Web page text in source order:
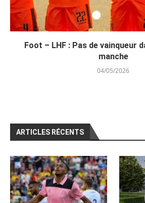
Foot – LHF : Pas de vainqueur
manche
04/05/2026
ARTICLES RÉCENTS